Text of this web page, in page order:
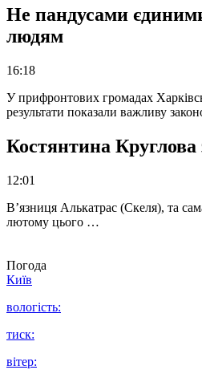
Не пандусами
людям
16:18
У прифронтових громадах
результати показали важливу
Костянтина Круглова
12:01
В’язниця Алькатрас (Скеля), та
лютому цього …
Погода
Київ
вологість:
тиск:
вітер: